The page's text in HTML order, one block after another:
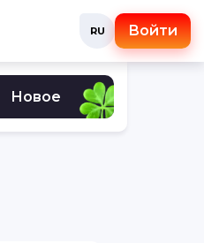
RU Войти
Новое